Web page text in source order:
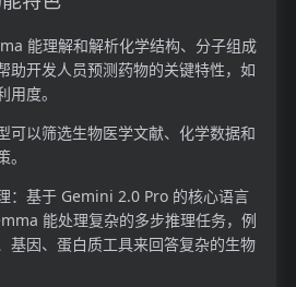
能理解和解析化学结构、分子组成
助开发人员预测药物的关键特性，如
度。
可以筛选生物医学文献、化学数据和
：基于 Gemini 2.0 Pro 的核心语言
能处理复杂的多步推理任务，例
基因、蛋白质工具来回答复杂的生物